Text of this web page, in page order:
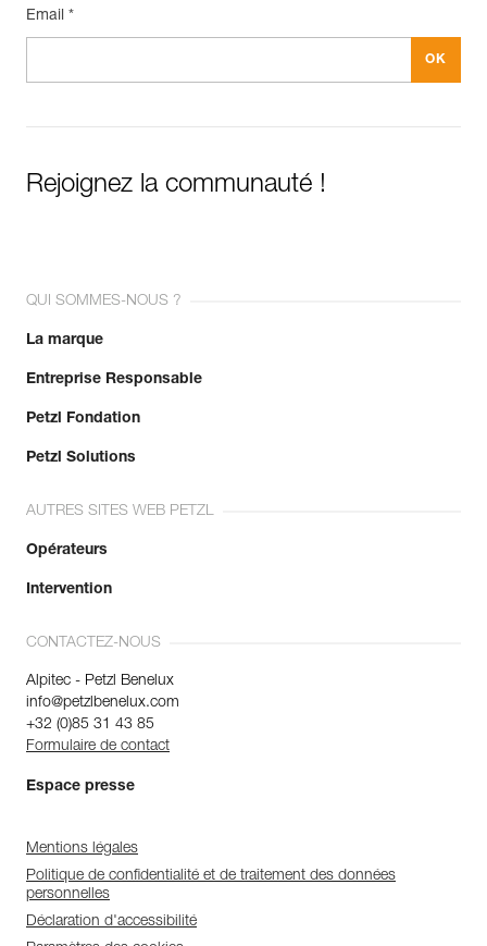
Email *
Rejoignez la communauté !
QUI SOMMES-NOUS ?
La marque
Entreprise Responsable
Petzl Fondation
Petzl Solutions
AUTRES SITES WEB PETZL
Opérateurs
Intervention
CONTACTEZ-NOUS
Alpitec - Petzl Benelux
info@petzlbenelux.com
+32 (0)85 31 43 85
Formulaire de contact
Espace presse
Mentions légales
Politique de confidentialité et de traitement des données
personnelles
Déclaration d'accessibilité